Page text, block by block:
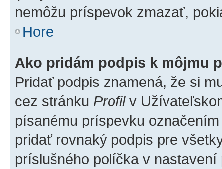
nemôžu príspevok zmazať,
Hore
Ako pridám podpis k môjmu
Pridať podpis znamená, že si
cez stránku Profilv
písanému príspevku
pridať rovnaký podpis pre
príslušného políčka v